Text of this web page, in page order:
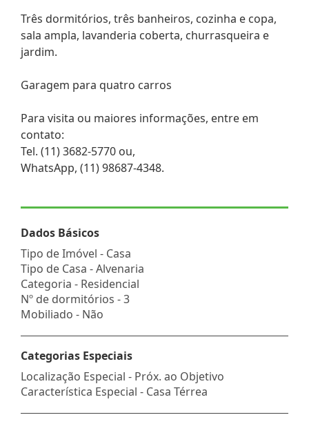
Três dormitórios, três banheiros, cozinha e copa,
sala ampla, lavanderia coberta, churrasqueira e
jardim.
Garagem para quatro carros
Para visita ou maiores informações, entre em
contato:
Tel. (11) 3682-5770 ou,
WhatsApp, (11) 98687-4348.
Dados Básicos
Tipo de Imóvel - Casa
Tipo de Casa - Alvenaria
Categoria - Residencial
Nº de dormitórios - 3
Mobiliado - Não
Categorias Especiais
Localização Especial - Próx. ao Objetivo
Característica Especial - Casa Térrea